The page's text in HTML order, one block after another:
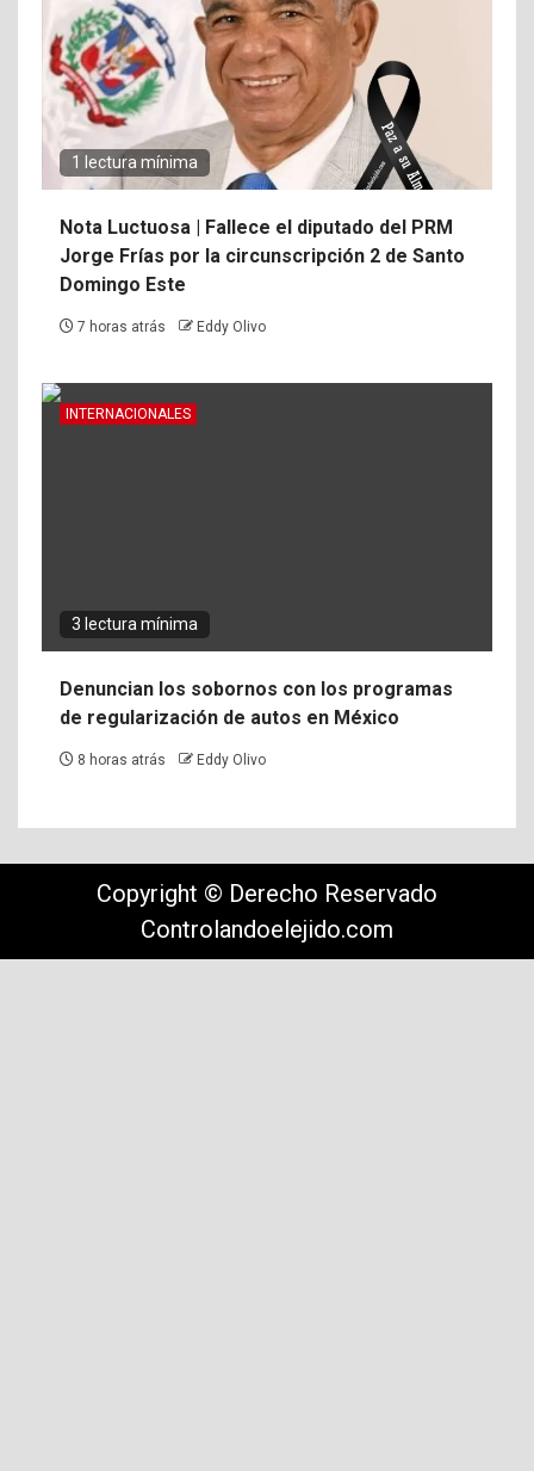
1 lectura mínima
Nota Luctuosa | Fallece el diputado del PRM
Jorge Frías por la circunscripción 2 de Santo
Domingo Este
7 horas atrás Eddy Olivo
INTERNACIONALES
3 lectura mínima
Denuncian los sobornos con los programas
de regularización de autos en México
8 horas atrás Eddy Olivo
Copyright © Derecho Reservado
Controlandoelejido.com